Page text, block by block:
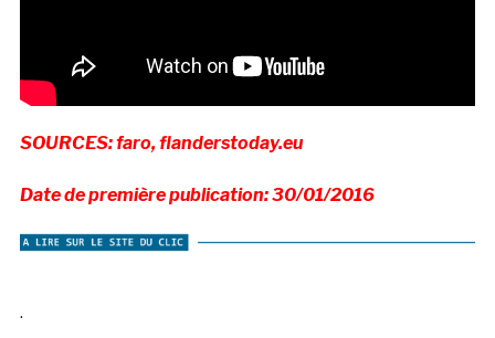
SOURCES: faro, flanderstoday.eu
Date de première publication: 30/01/2016
.